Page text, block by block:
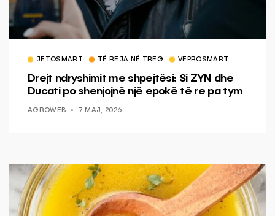
JETOSMART TË REJA NË TREG VEPROSMART
Drejt ndryshimit me shpejtësi: Si ZYN dhe
Ducati po shenjojnë një epokë të re pa tym
AGROWEB 7 MAJ, 2026